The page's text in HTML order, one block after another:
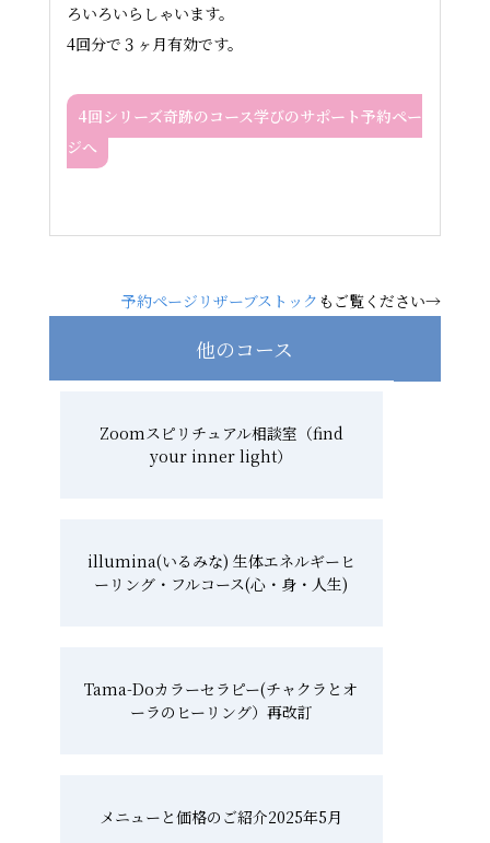
ろいろいらしゃいます。
4回分で３ヶ月有効です。
4回シリーズ奇跡のコース学びのサポート予約ペー
ジへ
予約ページリザーブストック もご覧ください→
他のコース
Zoomスピリチュアル相談室（find
your inner light）
illumina(いるみな) 生体エネルギーヒ
ーリング・フルコース(心・身・人生)
Tama-Doカラーセラピー(チャクラとオ
ーラのヒーリング）再改訂
メニューと価格のご紹介2025年5月